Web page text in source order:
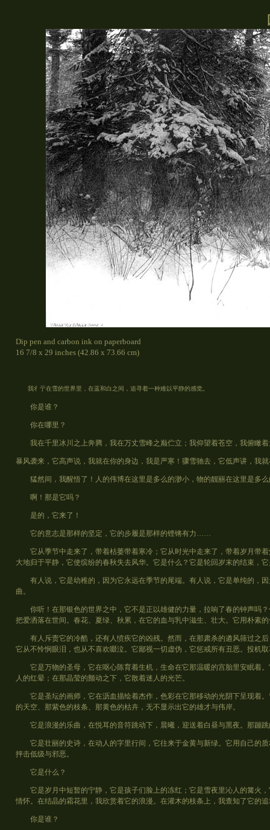
Dip pen and carbon ink on paperboard
16 7/8 x 29 inches (42.86 x 73.66 cm)
我彳亍在雪的世界里，在蓝和白之间，追寻着一种难以平静的感觉。
你是谁？
你在哪里？
我在千里冰川之上奔腾，我在万丈雪峰之巅伫立；我仰望着苍空，我俯瞰
暴风袭来，它高声说，我就在你的身边，我是严寒！骤雪驰去，它低声讲，我
猛然间，我醒悟了！人的伟博在这里是多么的渺小，物的靓丽在这里是多
啊！那是它吗？
是的，它来了！
它的意志是那样的坚定，它的步履是那样的铿锵有力……
它从季节中走来了，带着枯萎带着寒冷；它从时光中走来了，带着岁月带着
大地归于平静，它使缤纷的春秋失去风华。它是什么？它是轮回岁末的结束，
有人说，它是幼稚的，因为它永远在季节的尾端。有人说，它是单纯的，因
曲。
你听！在那银色的世界之中，它不是正以雄健的力量，拉响了春的钟声吗？
把爱洒落在世间。春花、夏绿、秋累，在它的血与乳中滋生、壮大。它用朴素
有人斥责它的冷酷，还有人愤疾它的凶残。然而，在那肃杀的遒风筛过之后
它从不怜悯眼泪，也从不喜欢啜泣。它鄙视一切虚伪，它惩戒所有丑恶。投
它是万物的圣母，它在呕心陈育着生机，生命在它那温暖的宫胎里安眠着。
人的红晕；在那晶莹的颤动之下，它散着迷人的光芒。
它是圣坛的画师，它在沥血描绘着杰作，色彩在它那移动的光阴下呈现着。
的天空、那紫色的枝条、那黄色的枯卉，无不显示出它的雄才与伟岸。
它是浪漫的乐曲，在悦耳的音符跳动下，晨曦，迎送着白昼与黑夜。那蹦跳
它是壮丽的史诗，在动人的字里行间，它往来于金黄与新绿。它用自己的质
抨击低级与邪恶。
它是什么？
它是岁月中短暂的宁静，它是孩子们脸上的冻红；它是雪夜里沁人的篝火，
情怀。在结晶的霜花里，我欣赏着它的浪漫。在灌木的枝条上，我查知了它的追
你是谁？